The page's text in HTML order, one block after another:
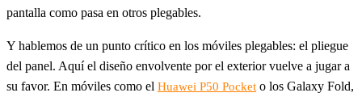
pantalla como pasa en otros plegables.
Y hablemos de un punto crítico en los móviles plegables: el pliegue
del panel. Aquí el diseño envolvente por el exterior vuelve a jugar a
su favor. En móviles como el Huawei P50 Pocket o los Galaxy Fold,